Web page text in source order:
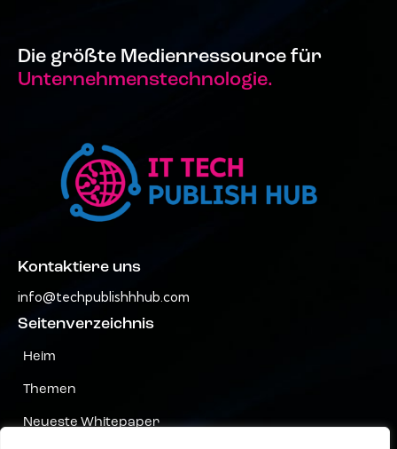
Die größte Medienressource für
Unternehmenstechnologie.
Kontaktiere uns
info@techpublishhhub.com
Seitenverzeichnis
Heim
Themen
Neueste Whitepaper